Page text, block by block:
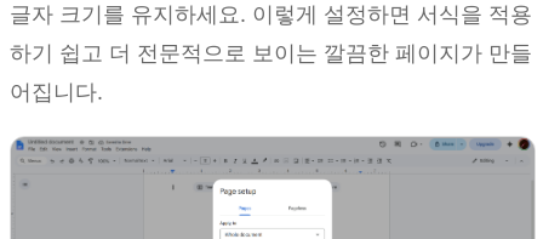
글자 크기를 유지하세요. 이렇게 설정하면 서식을 적용
하기 쉽고 더 전문적으로 보이는 깔끔한 페이지가 만들
어집니다.